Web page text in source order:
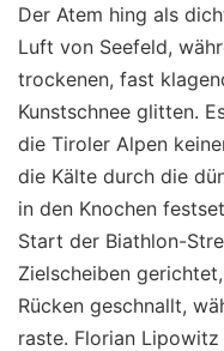
Der Atem hing als
Luft von Seefeld,
trockenen, fast
Kunstschnee glitten.
die Tiroler Alpen
die Kälte durch die
in den Knochen
Start der Biathlon-
Zielscheiben
Rücken geschnallt,
raste. Florian